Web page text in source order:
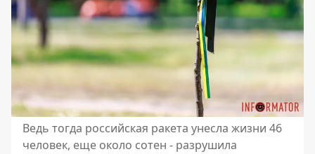
Ведь тогда российская ракета унесла жизни 46
человек, еще около сотен - разрушила